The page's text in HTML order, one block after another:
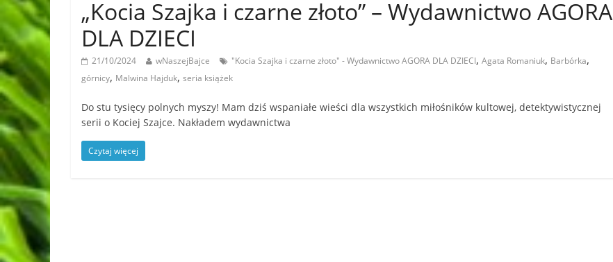
„Kocia Szajka i czarne złoto” – Wydawnictwo AGORA
DLA DZIECI
21/10/2024 wNaszejBajce "Kocia Szajka i czarne złoto" - Wydawnictwo AGORA DLA DZIECI, Agata Romaniuk, Barbórka,
górnicy, Malwina Hajduk, seria książek
Do stu tysięcy polnych myszy! Mam dziś wspaniałe wieści dla wszystkich miłośników kultowej, detektywistycznej
serii o Kociej Szajce. Nakładem wydawnictwa
Czytaj więcej